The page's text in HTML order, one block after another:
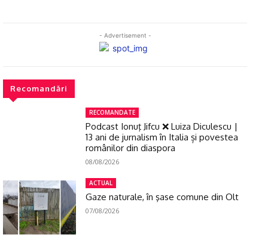
- Advertisement -
Recomandări
RECOMANDATE
Podcast Ionuţ Jifcu ❌ Luiza Diculescu |
13 ani de jurnalism în Italia și povestea
românilor din diaspora
08/08/2026
ACTUAL
Gaze naturale, în şase comune din Olt
07/08/2026